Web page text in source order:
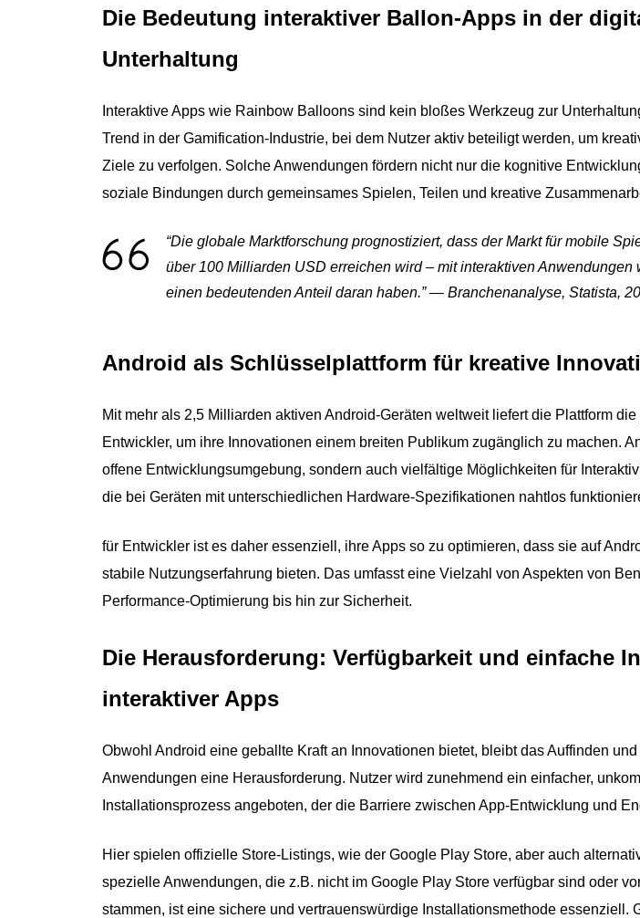
Die Bedeutung interaktiver Ballon-Apps in der
Unterhaltung
Interaktive Apps wie Rainbow Balloons sind kein bloßes Werkzeug zur
Trend in der Gamification-Industrie, bei dem Nutzer aktiv beteiligt werden, um
Ziele zu verfolgen. Solche Anwendungen fördern nicht nur die kognitive
soziale Bindungen durch gemeinsames Spielen, Teilen und kreative
“Die globale Marktforschung prognostiziert, dass der Markt für mobile
über 100 Milliarden USD erreichen wird – mit interaktiven
einen bedeutenden Anteil daran haben.” — Branchenanalyse, Statista,
Android als Schlüsselplattform für kreative
Mit mehr als 2,5 Milliarden aktiven Android-Geräten weltweit liefert die Plattform die
Entwickler, um ihre Innovationen einem breiten Publikum zugänglich zu machen.
offene Entwicklungsumgebung, sondern auch vielfältige Möglichkeiten für
die bei Geräten mit unterschiedlichen Hardware-Spezifikationen nahtlos
für Entwickler ist es daher essenziell, ihre Apps so zu optimieren, dass sie auf
stabile Nutzungserfahrung bieten. Das umfasst eine Vielzahl von Aspekten von
Performance-Optimierung bis hin zur Sicherheit.
Die Herausforderung: Verfügbarkeit und einfache
interaktiver Apps
Obwohl Android eine geballte Kraft an Innovationen bietet, bleibt das Auffinden
Anwendungen eine Herausforderung. Nutzer wird zunehmend ein einfacher,
Installationsprozess angeboten, der die Barriere zwischen App-Entwicklung und
Hier spielen offizielle Store-Listings, wie der Google Play Store, aber auch
spezielle Anwendungen, die z.B. nicht im Google Play Store verfügbar sind oder
stammen, ist eine sichere und vertrauenswürdige Installationsmethode essenziell.